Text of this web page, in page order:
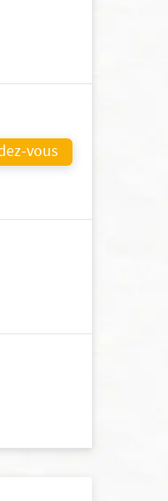
vous